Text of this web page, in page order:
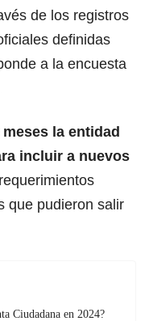
de los registros
definidas
a la encuesta
meses la entidad
incluir a nuevos
que pudieron salir
Ciudadana en 2024?